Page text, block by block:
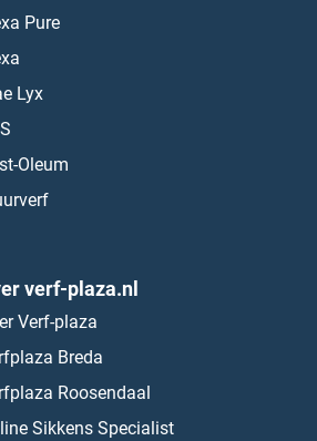
Pure
Lyx
Oleum
verf-plaza.nl
Verf-plaza
Breda
Roosendaal
Sikkens Specialist